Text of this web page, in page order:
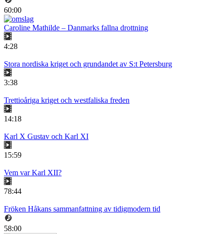
60:00
Caroline Mathilde – Danmarks fallna drottning
4:28
Stora nordiska kriget och grundandet av S:t Petersburg
3:38
Trettioåriga kriget och westfaliska freden
14:18
Karl X Gustav och Karl XI
15:59
Vem var Karl XII?
78:44
Fröken Håkans sammanfattning av tidigmodern tid
58:00